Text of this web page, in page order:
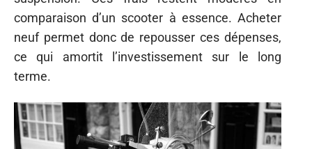
comparaison d’un scooter à essence. Acheter
neuf permet donc de repousser ces dépenses,
ce qui amortit l’investissement sur le long
terme.